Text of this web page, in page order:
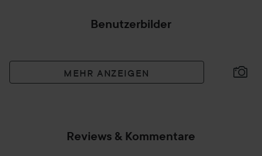
Benutzerbilder
MEHR ANZEIGEN
Reviews & Kommentare